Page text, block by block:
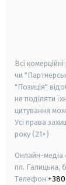
Всі
чи
"Позиція"
не поділяти
цитування
Усі права
року (21+)
Онлайн-медіа
пл. Галицька,
Телефон